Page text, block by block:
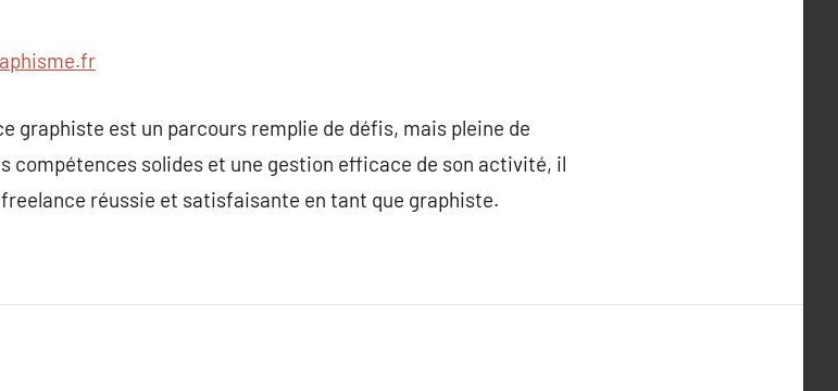
graphiste est un parcours remplie de défis, mais pleine de
compétences solides et une gestion efficace de son activité, il
réussie et satisfaisante en tant que graphiste.